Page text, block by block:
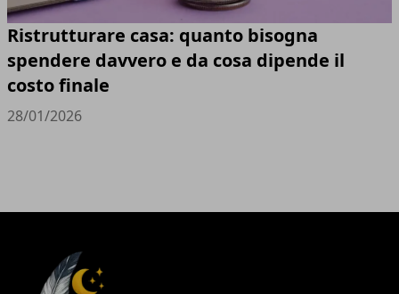
Ristrutturare casa: quanto bisogna
spendere davvero e da cosa dipende il
costo finale
28/01/2026